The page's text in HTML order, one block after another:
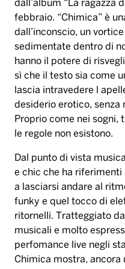
dall’album “La ragazza
febbraio. “Chimica” è
dall’inconscio, un
sedimentate dentro di
hanno il potere di
sì che il testo sia come
lascia intravedere l
desiderio erotico,
Proprio come nei sogni,
le regole non esistono.
Dal punto di vista
e chic che ha riferimenti
a lasciarsi andare al
funky e quel tocco di
ritornelli. Tratteggiato
musicali e molto
perfomance live negli
Chimica mostra, ancora